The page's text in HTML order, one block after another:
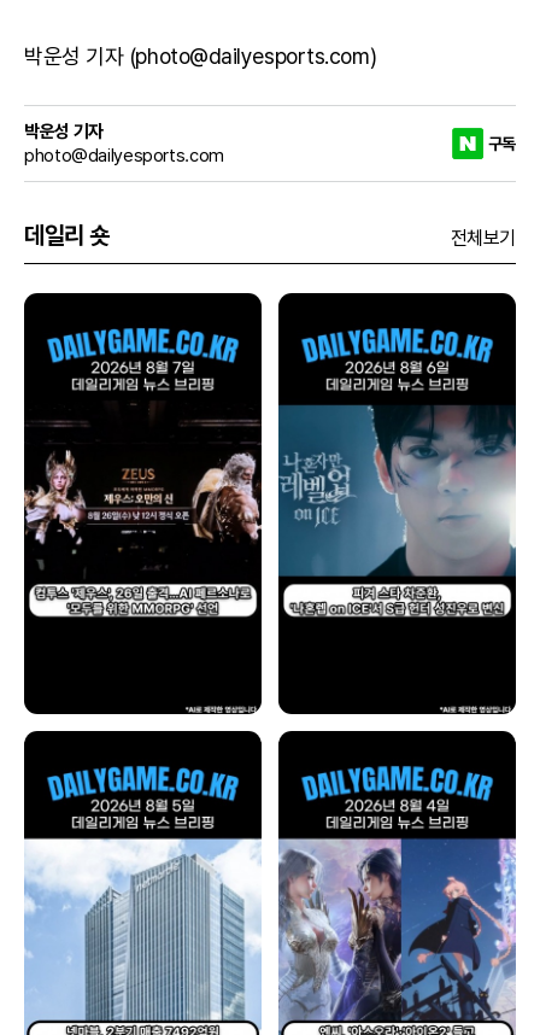
박운성 기자 (photo@dailyesports.com)
박운성 기자
photo@dailyesports.com
구독
데일리 숏 전체보기